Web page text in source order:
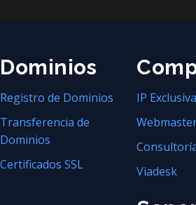
Dominios
Registro de Dominios
Transferencia de
Dominios
Certificados SSL
IP Exclusiva
Viadesk